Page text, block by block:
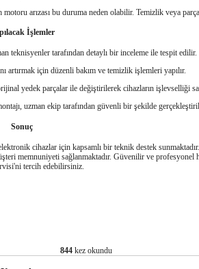
arızası bu duruma neden olabilir. Temizlik veya
İşlemler
teknisyenler tarafından detaylı bir inceleme ile tespit edilir.
artırmak için düzenli bakım ve temizlik işlemleri yapılır.
yedek parçalar ile değiştirilerek cihazların işlevselliği
uzman ekip tarafından güvenli bir şekilde
Sonuç
cihazlar için kapsamlı bir teknik destek sunmaktadır.
memnuniyeti sağlanmaktadır. Güvenilir ve profesyonel
tercih edebilirsiniz.
844 kez okundu